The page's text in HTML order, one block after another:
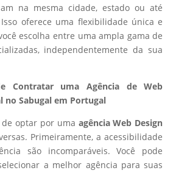
na mesma cidade, estado ou até
oferece uma flexibilidade única e
escolha entre uma ampla gama de
independentemente da sua
Contratar uma Agência de Web
no Sabugal em Portugal
de optar por uma agência Web Design
Primeiramente, a acessibilidade
são incomparáveis. Você pode
a melhor agência para suas